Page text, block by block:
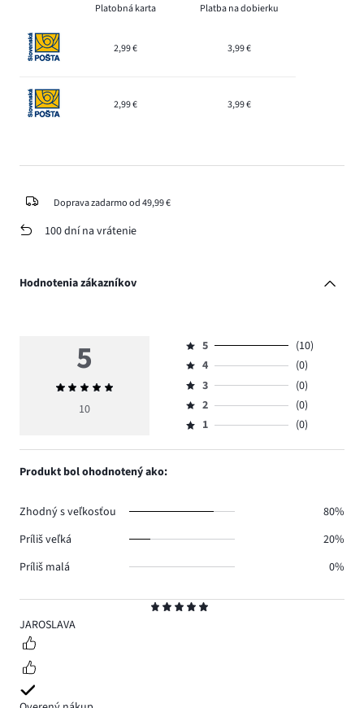
Platobná karta Platba na dobierku
2,99 € 3,99 €
2,99 € 3,99 €
Doprava zadarmo od 49,99 €
100 dní na vrátenie
Hodnotenia zákazníkov
5
JAROSLAVA
5
Priemerné
hodnotenie
10
Hodnotenie
5,
počet
hlasov
10.
5
(10)
Hodnotenie
4,
počet
hlasov
4
(0)
Hodnotenie
3,
počet
3
(0)
Hodnotenie
2,
2
(0)
Hodnotenie
1,
1 (0)
Produkt bol ohodnotený ako:
Zhodný s veľkosťou
80%
Príliš veľká
20%
Príliš malá
0%